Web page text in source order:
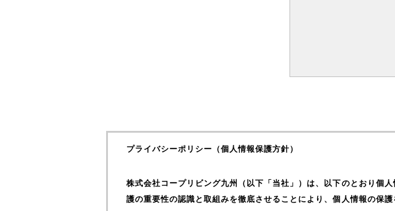
プライバシーポリシー（個人情報保護方針）
株式会社コープリビング九州（以下「当社」）は、以下のとおり個
護の重要性の認識と取組みを徹底させることにより、個人情報の保護